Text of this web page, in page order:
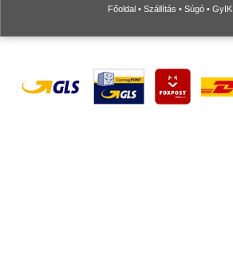
Főoldal • Szállítás • Súgó • GyIK